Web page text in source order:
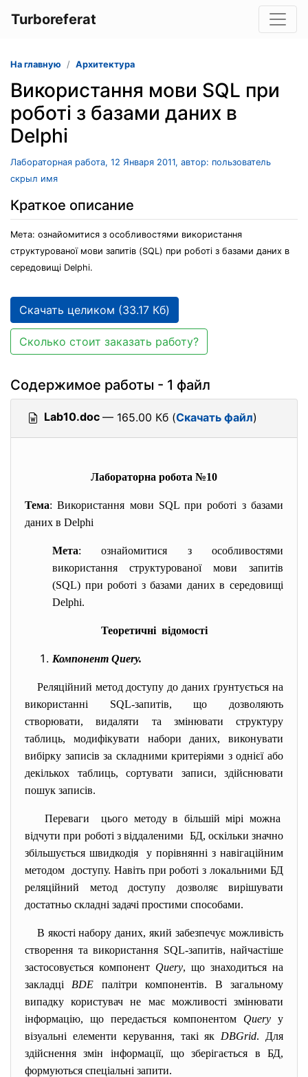
Turboreferat
На главную Архитектура
Використання мови SQL при
роботі з базами даних в
Delphi
Лабораторная работа, 12 Января 2011, автор: пользователь
скрыл имя
Краткое описание
Мета: ознайомитися з особливостями використання
структурованої мови запитів (SQL) при роботі з базами даних в
середовищі Delphi.
Скачать целиком (33.17 Кб)
Сколько стоит заказать работу?
Содержимое работы - 1 файл
Lab10.doc — 165.00 Кб (Скачать файл)
Лабораторна робота №10
Тема: Використання мови SQL при роботі з базами
даних в Delphi
Мета: ознайомитися з особливостями
використання структурованої мови запитів
(SQL) при роботі з базами даних в середовищі
Delphi.
Теоретичні відомості
Компонент Query.
Реляційний метод доступу до даних ґрунтується на
використанні SQL-запитів, що дозволяють
створювати, видаляти та змінювати структуру
таблиць, модифікувати набори даних, виконувати
вибірку записів за складними критеріями з однієї або
декількох таблиць, сортувати записи, здійснювати
пошук записів.
Переваги цього методу в більшій мірі можна
відчути при роботі з віддаленими БД, оскільки значно
збільшується швидкодія у порівнянні з навігаційним
методом доступу. Навіть при роботі з локальними БД
реляційний метод доступу дозволяє вирішувати
достатньо складні задачі простими способами.
В якості набору даних, який забезпечує можливість
створення та використання SQL-запитів, найчастіше
застосовується компонент Query, що знаходиться на
закладці BDE палітри компонентів. В загальному
випадку користувач не має можливості змінювати
інформацію, що передається компонентом Query у
візуальні елементи керування, такі як DBGrid. Для
здійснення змін інформації, що зберігається в БД,
формуються спеціальні запити.